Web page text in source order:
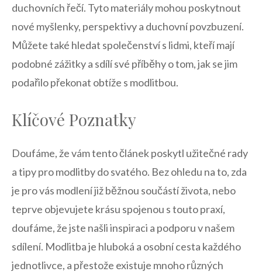
duchovních​ řečí. Tyto materiály mohou poskytnout
nové myšlenky, perspektivy a duchovní povzbuzení.
Můžete také hledat ‌společenství⁢ s lidmi, kteří mají
podobné ​zážitky a sdílí ‌své příběhy o ⁤tom, jak se jim
⁢podařilo překonat obtíže s modlitbou.
Klíčové Poznatky
Doufáme, že ⁣vám tento článek poskytl užitečné ⁤rady
a tipy pro modlitby do ⁢svatého. Bez ohledu‍ na to, zda‌
je pro ⁢vás ⁤modlení již běžnou ⁤součástí ‌života, nebo
teprve objevujete krásu spojenou s touto praxí,
doufáme, že​ jste​ našli inspiraci a podporu v ​našem‍
sdílení. Modlitba je ‌hluboká⁢ a osobní cesta každého
jednotlivce, ⁤a ⁣přestože existuje mnoho různých